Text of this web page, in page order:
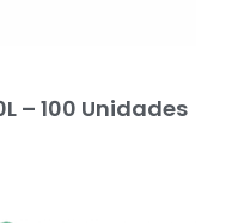
– 100 Unidades